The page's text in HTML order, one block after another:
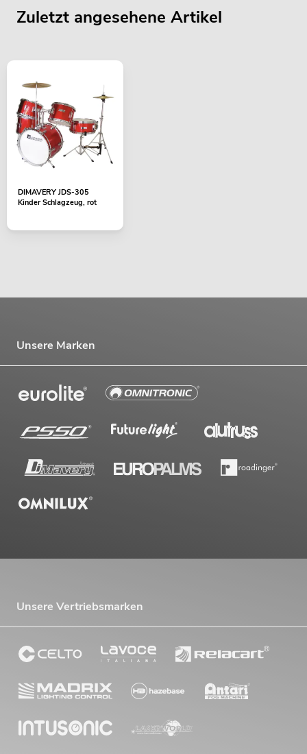
Zuletzt angesehene Artikel
DIMAVERY JDS-305
Kinder Schlagzeug, rot
Unsere Marken
Unsere Vertriebsmarken